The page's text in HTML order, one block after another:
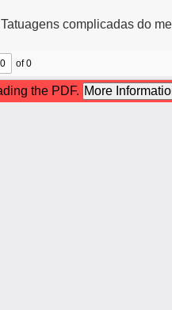
Voltar aos Detalhes do Artigo
Tatuagens complicadas do